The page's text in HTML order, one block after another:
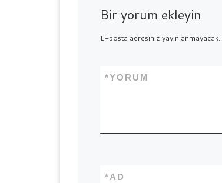
Bir yorum ekleyin
E-posta adresiniz yayınlanmayacak.
YORUM
*
AD
*